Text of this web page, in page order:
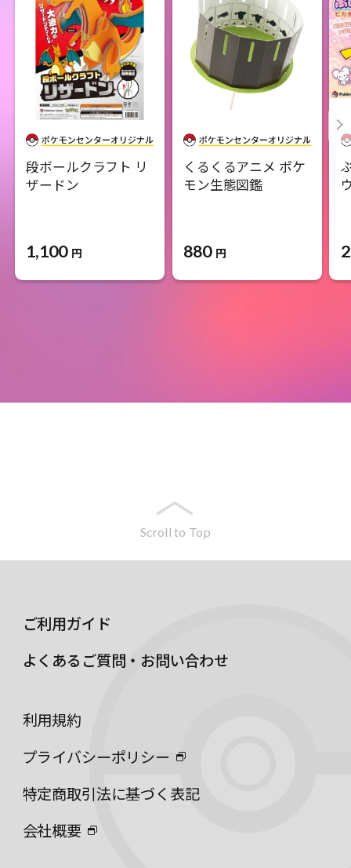
段ボールクラフト リ
ザードン
1,100 円
くるくるアニメ ポケ
モン生態図鑑
880 円
Scroll to Top
ご利用ガイド
よくあるご質問・お問い合わせ
利用規約
プライバシーポリシー
特定商取引法に基づく表記
会社概要